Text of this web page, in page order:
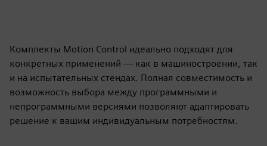
Комплекты Motion Control идеально подходят для
конкретных применений — как в машиностроении, так
и на испытательных стендах. Полная совместимость и
возможность выбора между программными и
непрограммными версиями позволяют адаптировать
решение к вашим индивидуальным потребностям.